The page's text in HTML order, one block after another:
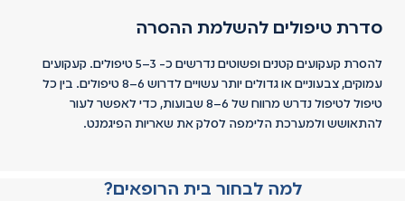
סדרת טיפולים להשלמת ההסרה
להסרת קעקועים קטנים ופשוטים נדרשים כ- 3–5 טיפולים. קעקועים
עמוקים, צבעוניים או גדולים יותר עשויים לדרוש 6–8 טיפולים. בין כל
טיפול לטיפול נדרש מרווח של 6–8 שבועות, כדי לאפשר לעור
להתאושש ולמערכת הלימפה לסלק את שאריות הפיגמנט.
למה לבחור בית הרופאים?